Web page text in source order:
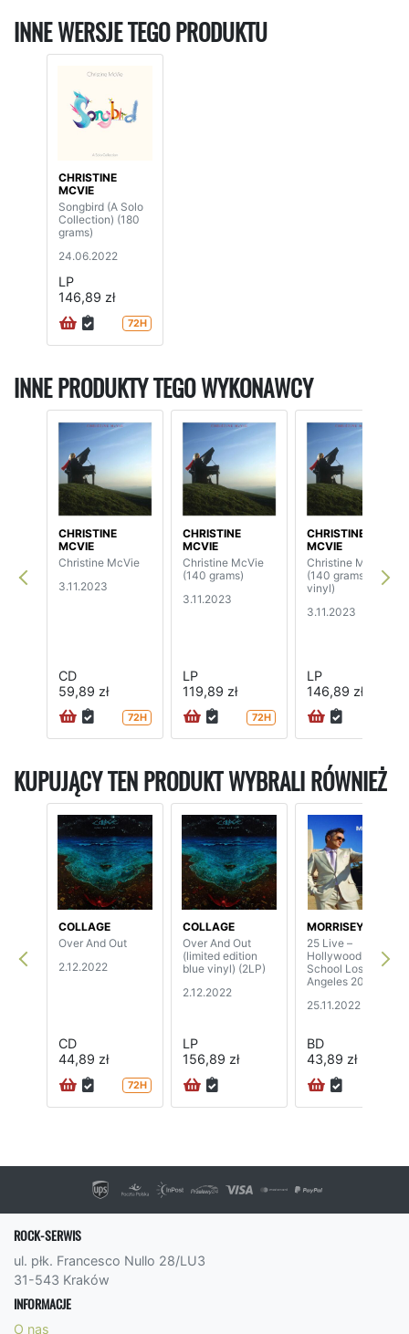
INNE WERSJE TEGO PRODUKTU
CHRISTINE
MCVIE
Songbird (A Solo
Collection) (180
grams)
24.06.2022
LP
146,89 zł
72H
INNE PRODUKTY TEGO WYKONAWCY
CHRISTINE
MCVIE
Christine McVie
3.11.2023
CD
59,89 zł
72H
CHRISTINE
MCVIE
Christine McVie
(140 grams)
3.11.2023
LP
119,89 zł
72H
CHRISTINE
MCVIE
Christine McVie
(140 grams, clear
vinyl)
3.11.2023
LP
146,89 zł
KUPUJĄCY TEN PRODUKT WYBRALI RÓWNIEŻ
COLLAGE
Over And Out
2.12.2022
CD
44,89 zł
72H
COLLAGE
Over And Out
(limited edition
blue vinyl) (2LP)
2.12.2022
LP
156,89 zł
MORRISEY
25 Live –
Hollywood High
School Los
Angeles 2013
25.11.2022
BD
43,89 zł
ROCK-SERWIS
ul. płk. Francesco Nullo 28/LU3
31-543 Kraków
INFORMACJE
O nas